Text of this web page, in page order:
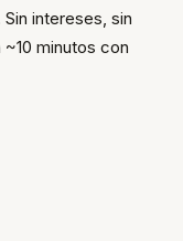
intereses, sin
minutos con